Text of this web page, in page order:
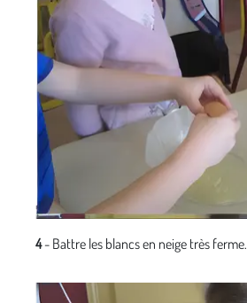
4- Battre les blancs en neige très ferme.